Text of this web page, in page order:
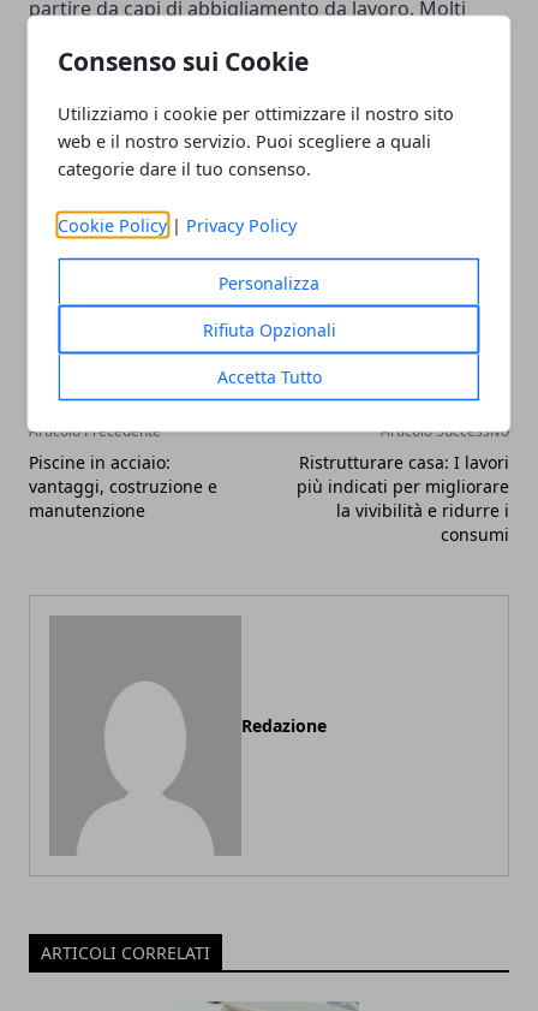
Consenso sui Cookie
Utilizziamo i cookie per ottimizzare il nostro sito
web e il nostro servizio. Puoi scegliere a quali
categorie dare il tuo consenso.
Cookie Policy | Privacy Policy
Personalizza
Rifiuta Opzionali
Accetta Tutto
partire da capi di abbigliamento da lavoro. Molti
il mondo, per esempio il jeans, sono nati proprio da
contesti lavorativi e dalla necessità di proteggere
operai e altri professionisti.
Facebook
TwitterWhatsapp
Articolo Precedente
Piscine in acciaio:
vantaggi, costruzione e
manutenzione
Articolo Successivo
Ristrutturare casa: I lavori
più indicati per migliorare
la vivibilità e ridurre i
consumi
Redazione
ARTICOLI CORRELATI